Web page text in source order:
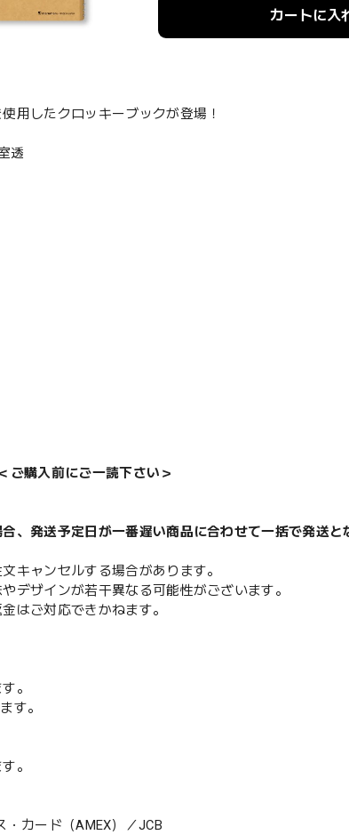
カートに入
用したクロッキーブックが登場！
透
＜ご購入前にご一読下さい＞
、発送予定日が一番遅い商品に合わせて一括で発送と
キャンセルする場合があります。
デザインが若干異なる可能性がございます。
はご対応できかねます。
。
す。
。
カード（AMEX）／JCB